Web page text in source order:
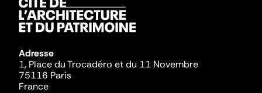
Adresse
1, Place du Trocadéro et du 11 Novembre
75116 Paris
France